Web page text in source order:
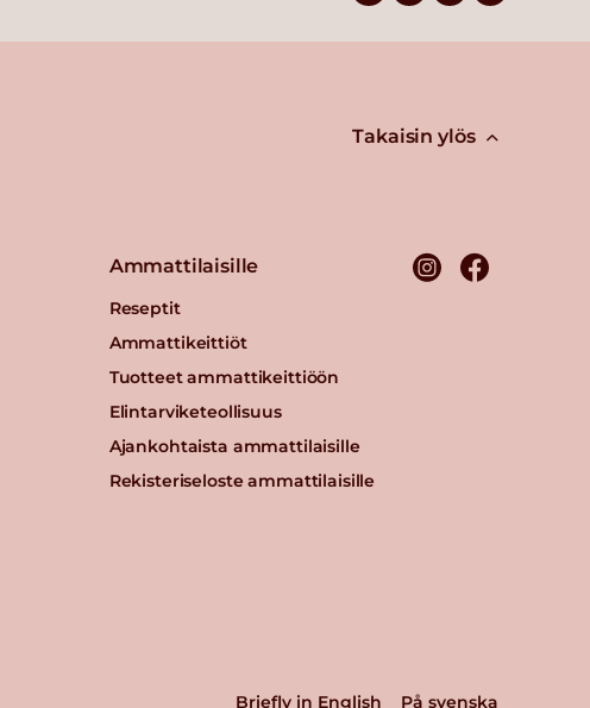
Takaisin ylös
Ammattilaisille
Reseptit
Ammattikeittiöt
Tuotteet ammattikeittiöön
Elintarviketeollisuus
Ajankohtaista ammattilaisille
Rekisteriseloste ammattilaisille
Briefly in English På svenska